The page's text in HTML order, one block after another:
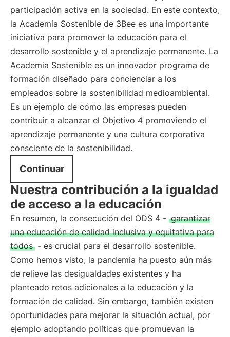
participación activa en la sociedad. En este contexto,
la Academia Sostenible de 3Bee es una importante
iniciativa para promover la educación para el
desarrollo sostenible y el aprendizaje permanente. La
Academia Sostenible es un innovador programa de
formación diseñado para concienciar a los
empleados sobre la sostenibilidad medioambiental.
Es un ejemplo de cómo las empresas pueden
contribuir a alcanzar el Objetivo 4 promoviendo el
aprendizaje permanente y una cultura corporativa
consciente de la sostenibilidad.
Continuar
Nuestra contribución a la igualdad
de acceso a la educación
En resumen, la consecución del ODS 4 - garantizar
una educación de calidad inclusiva y equitativa para
todos - es crucial para el desarrollo sostenible.
Como hemos visto, la pandemia ha puesto aún más
de relieve las desigualdades existentes y ha
planteado retos adicionales a la educación y la
formación de calidad. Sin embargo, también existen
oportunidades para mejorar la situación actual, por
ejemplo adoptando políticas que promuevan la